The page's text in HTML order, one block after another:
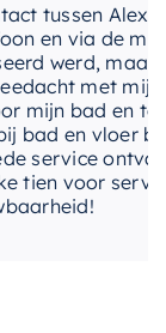
tussen Alex en
en via de mail,
werd, maar
met mij.
bad en
en vloer
service
voor service,